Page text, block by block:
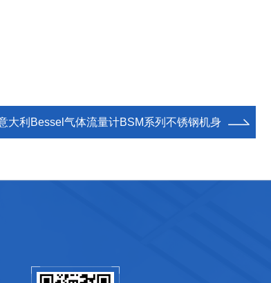
大利Bessel气体流量计BSM系列不锈钢机身